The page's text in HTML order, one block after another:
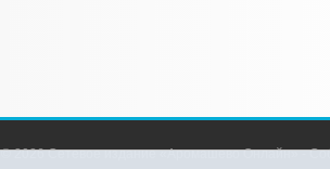
© 2026 Сетевое издание «Аромашево Онлайн» -